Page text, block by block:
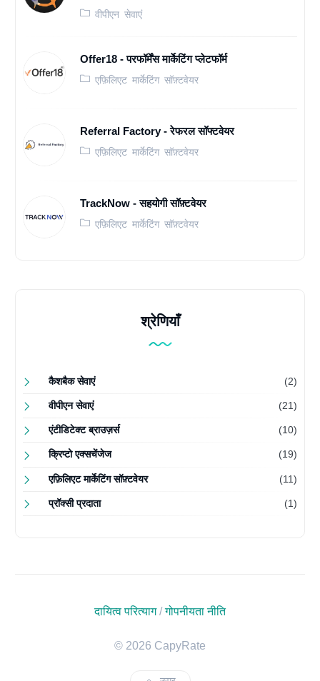
वीपीएन सेवाएं
Offer18 - परफॉर्मेंस मार्केटिंग प्लेटफॉर्म
एफ़िलिएट मार्केटिंग सॉफ़्टवेयर
Referral Factory - रेफरल सॉफ्टवेयर
एफ़िलिएट मार्केटिंग सॉफ़्टवेयर
TrackNow - सहयोगी सॉफ़्टवेयर
एफ़िलिएट मार्केटिंग सॉफ़्टवेयर
श्रेणियाँ
कैशबैक सेवाएं (2)
वीपीएन सेवाएं (21)
एंटीडिटेक्ट ब्राउज़र्स (10)
क्रिप्टो एक्सचेंजेज (19)
एफ़िलिएट मार्केटिंग सॉफ़्टवेयर (11)
प्रॉक्सी प्रदाता (1)
दायित्व परित्याग/गोपनीयता नीति
© 2026 CapyRate